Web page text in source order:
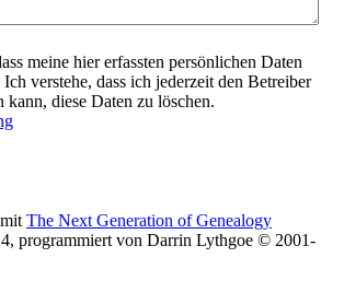
meine hier erfassten persönlichen Daten
verstehe, dass ich jederzeit den Betreiber
kann, diese Daten zu löschen.
The Next Generation of Genealogy
programmiert von Darrin Lythgoe © 2001-